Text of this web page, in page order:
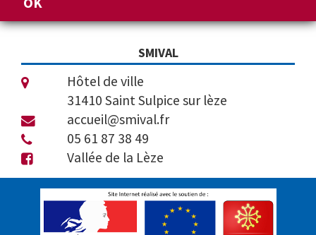
SMIVAL
Hôtel de ville
31410 Saint Sulpice sur lèze
accueil@smival.fr
05 61 87 38 49
Vallée de la Lèze